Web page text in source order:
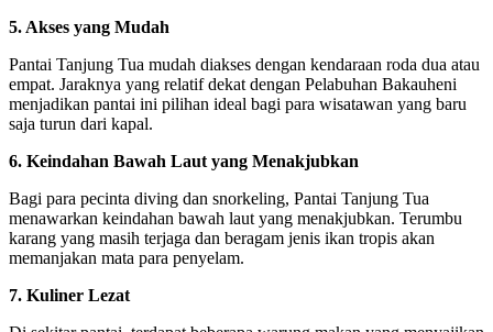
5. Akses yang Mudah
Pantai Tanjung Tua mudah diakses dengan kendaraan roda dua atau
empat. Jaraknya yang relatif dekat dengan Pelabuhan Bakauheni
menjadikan pantai ini pilihan ideal bagi para wisatawan yang baru
saja turun dari kapal.
6. Keindahan Bawah Laut yang Menakjubkan
Bagi para pecinta diving dan snorkeling, Pantai Tanjung Tua
menawarkan keindahan bawah laut yang menakjubkan. Terumbu
karang yang masih terjaga dan beragam jenis ikan tropis akan
memanjakan mata para penyelam.
7. Kuliner Lezat